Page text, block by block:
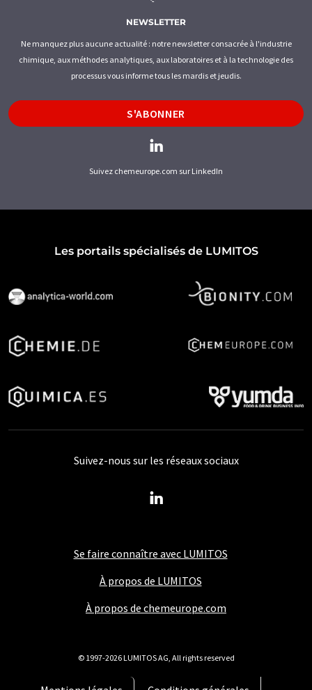
NEWSLETTER
Ne manquez plus aucune actualité : notre newsletter consacrée à l'industrie
chimique, aux méthodes analytiques, aux laboratoires et à la technologie des
processus vous informe tous les mardis et jeudis.
S'ABONNER
Suivez chemeurope.com sur LinkedIn
Les portails spécialisés de LUMITOS
Se faire connaître avec LUMITOS
À propos de LUMITOS
À propos de chemeurope.com
Suivez-nous sur les réseaux sociaux
© 1997-2026 LUMITOS AG, All rights reserved